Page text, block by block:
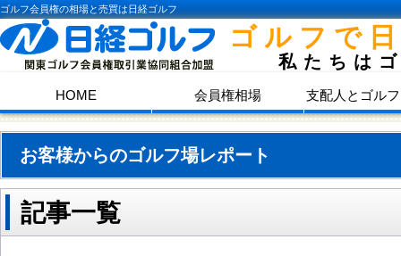
ゴルフ会員権の相場と売買は日経ゴルフ
ゴルフで
私たちは
HOME 会員権相場 支配人とゴル
お客様からのゴルフ場レポート
記事一覧